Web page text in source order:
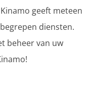
geeft meteen
diensten.
beheer van uw